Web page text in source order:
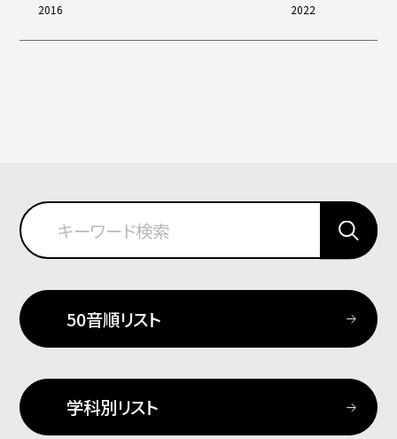
2016 2022
50音順リスト
学科別リスト